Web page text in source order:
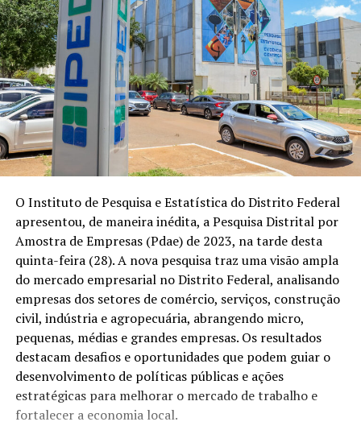
O Instituto de Pesquisa e Estatística do Distrito Federal
apresentou, de maneira inédita, a Pesquisa Distrital por
Amostra de Empresas (Pdae) de 2023, na tarde desta
quinta-feira (28). A nova pesquisa traz uma visão ampla
do mercado empresarial no Distrito Federal, analisando
empresas dos setores de comércio, serviços, construção
civil, indústria e agropecuária, abrangendo micro,
pequenas, médias e grandes empresas. Os resultados
destacam desafios e oportunidades que podem guiar o
desenvolvimento de políticas públicas e ações
estratégicas para melhorar o mercado de trabalho e
fortalecer a economia local.